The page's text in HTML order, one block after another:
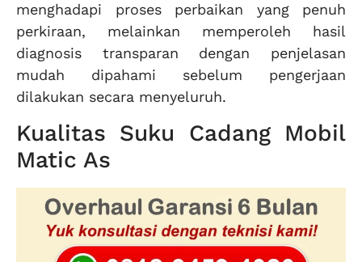
menghadapi proses perbaikan yang penuh
perkiraan, melainkan memperoleh hasil
diagnosis transparan dengan penjelasan
mudah dipahami sebelum pengerjaan
dilakukan secara menyeluruh.
Kualitas Suku Cadang Mobil
Matic As